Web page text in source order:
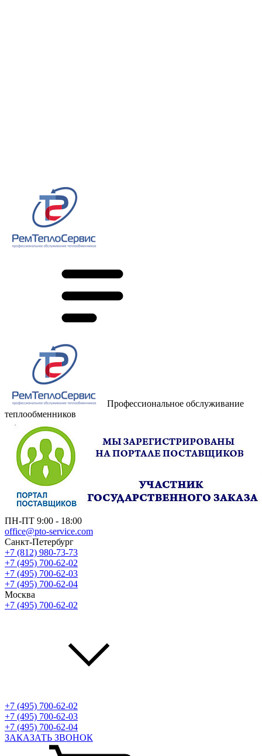
Профессиональное обслуживание
теплообменников
ПН-ПТ 9:00 - 18:00
office@pto-service.com
Санкт-Петербург
+7 (812) 980-73-73
+7 (495) 700-62-02
+7 (495) 700-62-03
+7 (495) 700-62-04
Москва
+7 (495) 700-62-02
+7 (495) 700-62-02
+7 (495) 700-62-03
+7 (495) 700-62-04
ЗАКАЗАТЬ ЗВОНОК